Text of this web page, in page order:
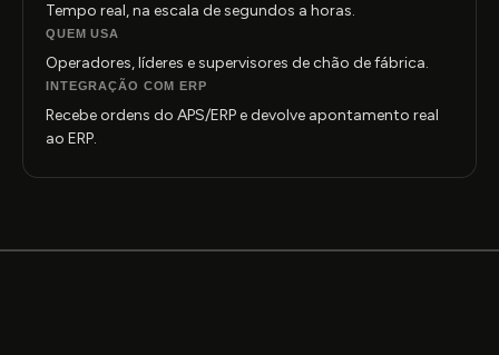
Tempo real, na escala de segundos a horas.
QUEM USA
Operadores, líderes e supervisores de chão de fábrica.
INTEGRAÇÃO COM ERP
Recebe ordens do APS/ERP e devolve apontamento real
ao ERP.